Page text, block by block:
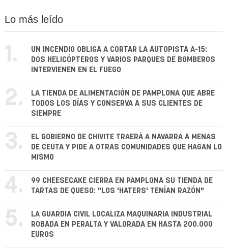
Lo más leído
1.
UN INCENDIO OBLIGA A CORTAR LA AUTOPISTA A-15:
DOS HELICÓPTEROS Y VARIOS PARQUES DE BOMBEROS
INTERVIENEN EN EL FUEGO
2.
LA TIENDA DE ALIMENTACIÓN DE PAMPLONA QUE ABRE
TODOS LOS DÍAS Y CONSERVA A SUS CLIENTES DE
SIEMPRE
3.
EL GOBIERNO DE CHIVITE TRAERÁ A NAVARRA A MENAS
DE CEUTA Y PIDE A OTRAS COMUNIDADES QUE HAGAN LO
MISMO
4.
99 CHEESECAKE CIERRA EN PAMPLONA SU TIENDA DE
TARTAS DE QUESO: "LOS 'HATERS' TENÍAN RAZÓN"
5.
LA GUARDIA CIVIL LOCALIZA MAQUINARIA INDUSTRIAL
ROBADA EN PERALTA Y VALORADA EN HASTA 200.000
EUROS